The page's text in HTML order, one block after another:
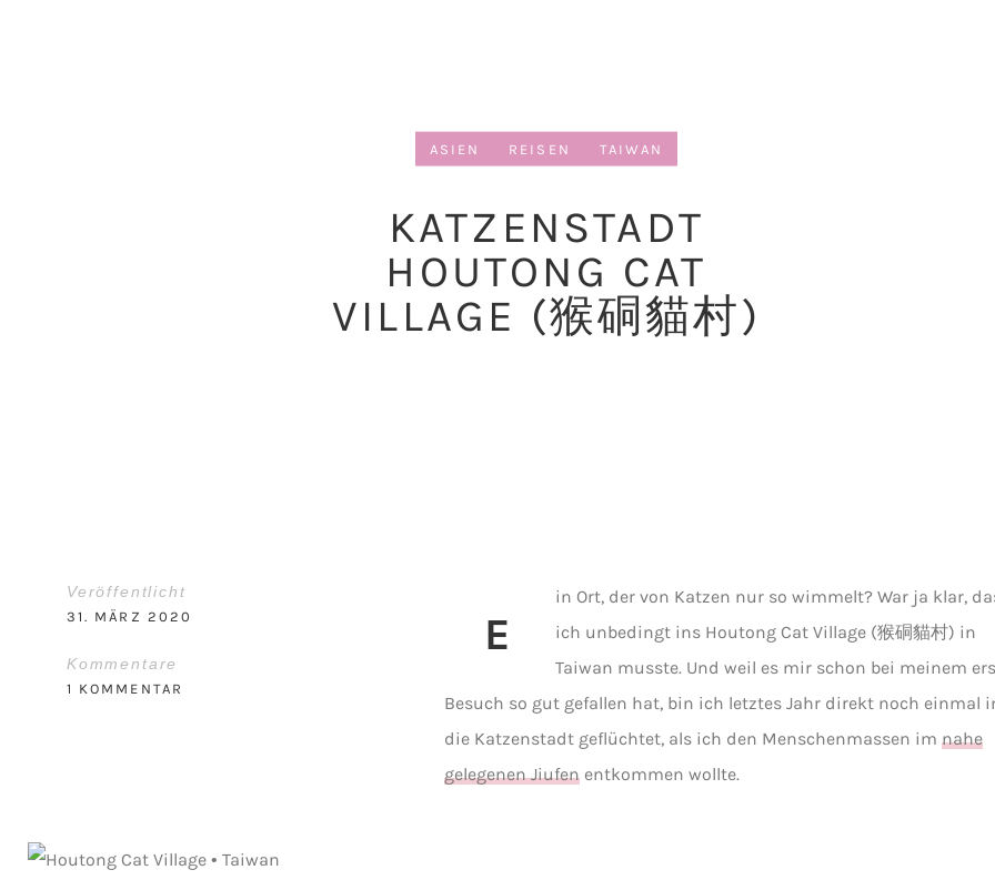
ASIEN REISEN TAIWAN
KATZENSTADT
HOUTONG CAT
VILLAGE (猴硐貓村)
Veröffentlicht
31. MÄRZ 2020
Kommentare
1 KOMMENTAR
E
in Ort, der von Katzen nur so wimmelt? War ja klar,
ich unbedingt ins Houtong Cat Village (猴硐貓村) in
Taiwan musste. Und weil es mir schon bei meinem
Besuch so gut gefallen hat, bin ich letztes Jahr direkt noch einmal
die Katzenstadt geflüchtet, als ich den Menschenmassen im nahe
gelegenen Jiufen entkommen wollte.